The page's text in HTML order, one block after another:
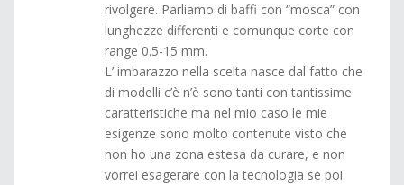
rivolgere. Parliamo di baffi con “mosca” con
lunghezze differenti e comunque corte con
range 0.5-15 mm.
L’ imbarazzo nella scelta nasce dal fatto che
di modelli c’è n’è sono tanti con tantissime
caratteristiche ma nel mio caso le mie
esigenze sono molto contenute visto che
non ho una zona estesa da curare, e non
vorrei esagerare con la tecnologia se poi